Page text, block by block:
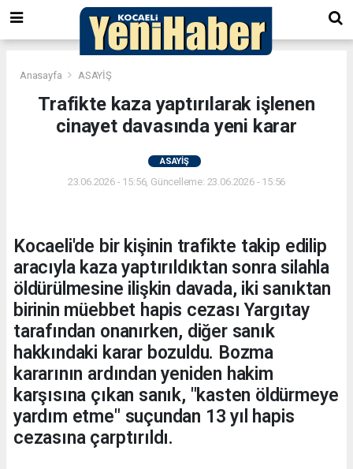
Anasayfa ASAYİŞ
Trafikte kaza yaptırılarak işlenen
cinayet davasında yeni karar
ASAYİŞ
23.06.2026 - 15:56, Güncelleme: 23.06.2026 - 15:56
Kocaeli'de bir kişinin trafikte takip edilip
aracıyla kaza yaptırıldıktan sonra silahla
öldürülmesine ilişkin davada, iki sanıktan
birinin müebbet hapis cezası Yargıtay
tarafından onanırken, diğer sanık
hakkındaki karar bozuldu. Bozma
kararının ardından yeniden hakim
karşısına çıkan sanık, "kasten öldürmeye
yardım etme" suçundan 13 yıl hapis
cezasına çarptırıldı.